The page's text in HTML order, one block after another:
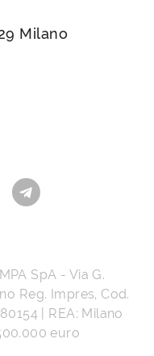
Milano
SpA - Via G.
Reg. Impres, Cod.
| REA: Milano
euro